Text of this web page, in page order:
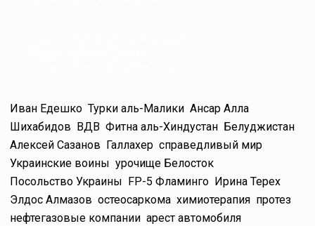
Иван Едешко Турки аль-Малики Ансар Алла
Шихабидов
ВДВ Фитна аль-Хиндустан Белуджистан
Алексей Сазанов
Галлахер справедливый мир
Украинские воины урочище Белосток
Посольство Украины
FP-5 Фламинго Ирина Терех
Элдос Алмазов остеосаркома химиотерапия протез
нефтегазовые компании арест автомобиля